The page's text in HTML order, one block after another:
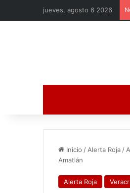
jueves, agosto 6 2026
Inicio / Alerta Roja /
Amatlán
Alerta Roja